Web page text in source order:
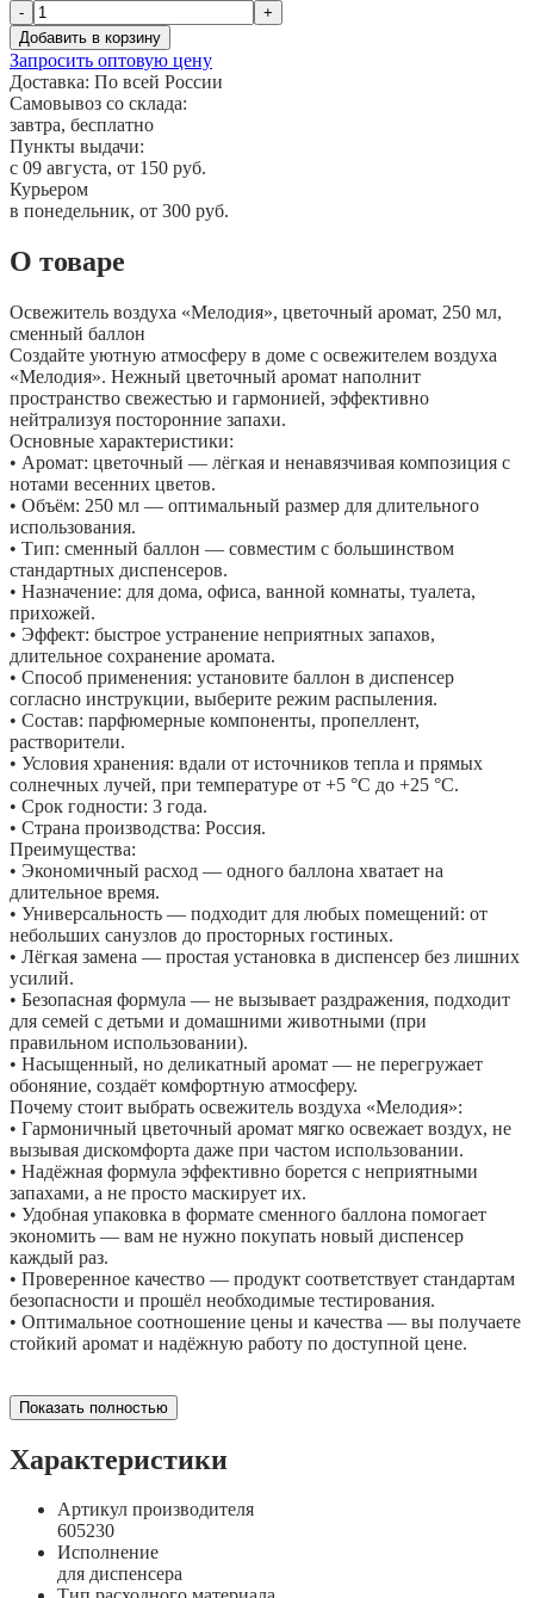
-
+
Добавить в корзину
Запросить оптовую цену
Доставка: По всей России
Самовывоз со склада:
завтра, бесплатно
Пункты выдачи:
c 09 августа, от 150 руб.
Курьером
в понедельник, от 300 руб.
О товаре
Освежитель воздуха «Мелодия», цветочный аромат, 250 мл,
сменный баллон
Создайте уютную атмосферу в доме с освежителем воздуха
«Мелодия». Нежный цветочный аромат наполнит
пространство свежестью и гармонией, эффективно
нейтрализуя посторонние запахи.
Основные характеристики:
• Аромат: цветочный — лёгкая и ненавязчивая композиция с
нотами весенних цветов.
• Объём: 250 мл — оптимальный размер для длительного
использования.
• Тип: сменный баллон — совместим с большинством
стандартных диспенсеров.
• Назначение: для дома, офиса, ванной комнаты, туалета,
прихожей.
• Эффект: быстрое устранение неприятных запахов,
длительное сохранение аромата.
• Способ применения: установите баллон в диспенсер
согласно инструкции, выберите режим распыления.
• Состав: парфюмерные компоненты, пропеллент,
растворители.
• Условия хранения: вдали от источников тепла и прямых
солнечных лучей, при температуре от +5 °C до +25 °C.
• Срок годности: 3 года.
• Страна производства: Россия.
Преимущества:
• Экономичный расход — одного баллона хватает на
длительное время.
• Универсальность — подходит для любых помещений: от
небольших санузлов до просторных гостиных.
• Лёгкая замена — простая установка в диспенсер без лишних
усилий.
• Безопасная формула — не вызывает раздражения, подходит
для семей с детьми и домашними животными (при
правильном использовании).
• Насыщенный, но деликатный аромат — не перегружает
обоняние, создаёт комфортную атмосферу.
Почему стоит выбрать освежитель воздуха «Мелодия»:
• Гармоничный цветочный аромат мягко освежает воздух, не
вызывая дискомфорта даже при частом использовании.
• Надёжная формула эффективно борется с неприятными
запахами, а не просто маскирует их.
• Удобная упаковка в формате сменного баллона помогает
экономить — вам не нужно покупать новый диспенсер
каждый раз.
• Проверенное качество — продукт соответствует стандартам
безопасности и прошёл необходимые тестирования.
• Оптимальное соотношение цены и качества — вы получаете
стойкий аромат и надёжную работу по доступной цене.
Показать полностью
Характеристики
Артикул производителя
605230
Исполнение
для диспенсера